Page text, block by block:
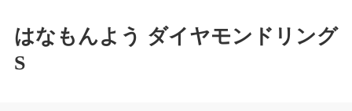
はなもんよう ダイヤモンドリング
S